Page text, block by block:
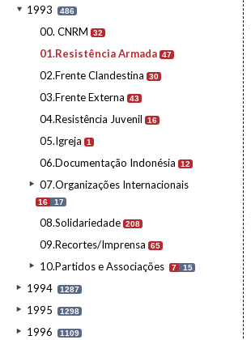
1993 486
00. CNRM 32
01.Resistência Armada 47
02.Frente Clandestina 30
03.Frente Externa 43
04.Resistência Juvenil 16
05.Igreja 1
06.Documentação Indonésia 12
07.Organizações Internacionais
16 17
08.Solidariedade 208
09.Recortes/Imprensa 65
10.Partidos e Associações 7 15
1994 1287
1995 1298
1996 1109